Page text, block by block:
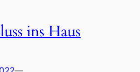
ins Haus